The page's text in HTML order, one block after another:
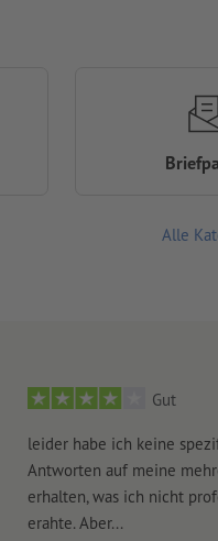
Gut
leider habe ich keine
Antworten auf meine
erhalten, was ich nicht
erahte. Aber...
Alle